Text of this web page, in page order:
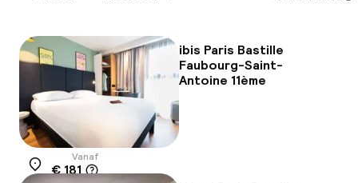
ibis Paris Bastille
Faubourg-Saint-
Antoine 11ème
Locatie
Vanaf
€ 181